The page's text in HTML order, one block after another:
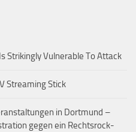
Strikingly Vulnerable To Attack
Streaming Stick
in Dortmund –
gegen ein Rechtsrock-